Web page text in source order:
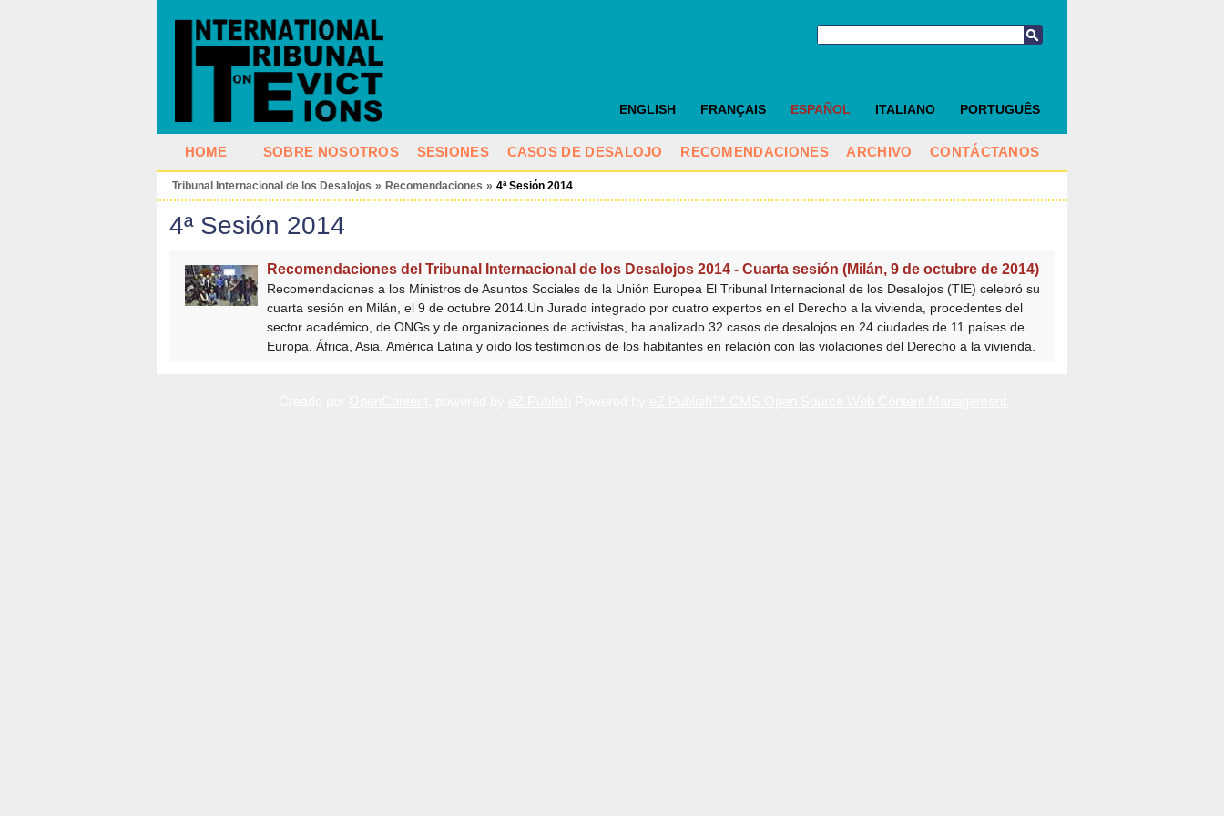
ENGLISH FRANÇAIS ESPAÑOL ITALIANO PORTUGUÊS
HOME SOBRE NOSOTROS SESIONES CASOS DE DESALOJO RECOMENDACIONES ARCHIVO CONTÁCTANOS
Tribunal Internacional de los Desalojos » Recomendaciones » 4ª Sesión 2014
4ª Sesión 2014
Recomendaciones del Tribunal Internacional de los Desalojos 2014 - Cuarta sesión (Milán, 9 de octubre de 2014)
Recomendaciones a los Ministros de Asuntos Sociales de la Unión Europea El Tribunal Internacional de los Desalojos (TIE) celebró su
cuarta sesión en Milán, el 9 de octubre 2014.Un Jurado integrado por cuatro expertos en el Derecho a la vivienda, procedentes del
sector académico, de ONGs y de organizaciones de activistas, ha analizado 32 casos de desalojos en 24 ciudades de 11 países de
Europa, África, Asia, América Latina y oído los testimonios de los habitantes en relación con las violaciones del Derecho a la vivienda.